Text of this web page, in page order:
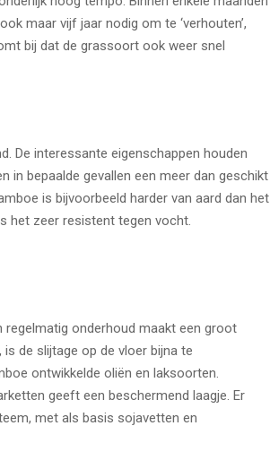
maar vijf jaar nodig om te ‘verhouten’,
bij dat de grassoort ook weer snel
De interessante eigenschappen houden
in bepaalde gevallen een meer dan geschikt
is bijvoorbeeld harder van aard dan het
het zeer resistent tegen vocht.
regelmatig onderhoud maakt een groot
de slijtage op de vloer bijna te
ontwikkelde oliën en laksoorten.
geeft een beschermend laagje. Er
met als basis sojavetten en